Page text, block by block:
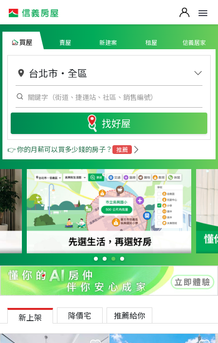
買屋 賣屋 新建案 租屋 信義居家
台北市 ・ 全區
找好屋
👉 你的月薪可以買多少錢的房子？ 推薦
新上架 降價宅 推薦給你